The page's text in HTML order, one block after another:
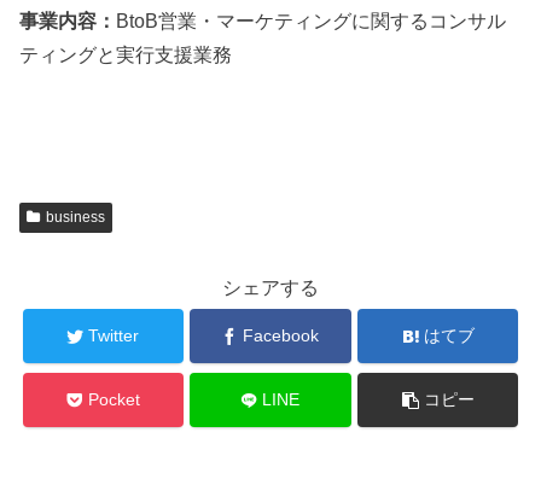
事業内容： BtoB営業・マーケティングに関するコンサル
ティングと実行支援業務
business
シェアする
Twitter Facebook はてブ
Pocket LINE コピー